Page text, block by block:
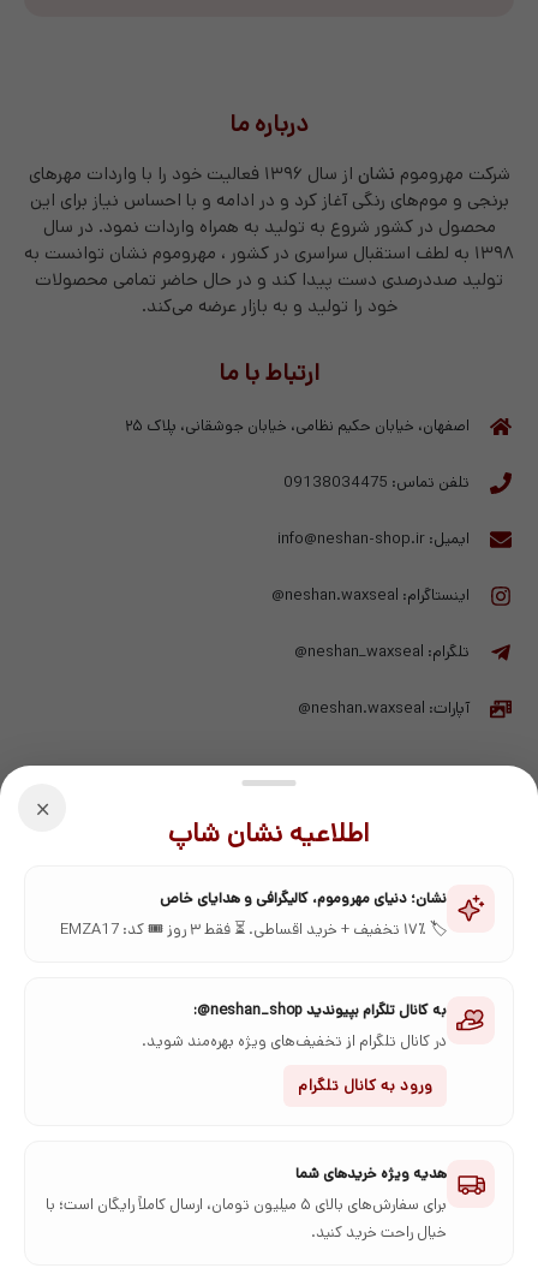
درباره ما
شرکت مهروموم نشان
از سال ۱۳۹۶ فعالیت خود را با واردات مهرهای
برنجی و موم‌های رنگی آغاز کرد و در ادامه و با احساس نیاز برای این
محصول در کشور شروع به تولید به همراه واردات نمود. در سال
۱۳۹۸ به لطف استقبال سراسری در کشور ، مهروموم نشان توانست به
تولید صد‌درصدی دست پیدا کند و در حال حاضر تمامی محصولات
خود را تولید و به بازار عرضه می‌کند.
ارتباط با ما
اصفهان، خیابان حکیم نظامی، خیابان جوشقانی، پلاک ۲۵
تلفن تماس: 09138034475
ایمیل: info@neshan-shop.ir
اینستاگرام: neshan.waxseal@
تلگرام: neshan_waxseal@
آپارات: neshan.waxseal@
اعتماد شما، اعتبار ماست
صفحه اصلی
پیگیری سفارش
×
اطلاعیه نشان شاپ
نشان؛ دنیای مهروموم، کالیگرافی و هدایای خاص
🏷️ ۱۷٪ تخفیف + خرید اقساطی. ⏳ فقط ۳ روز 🎟️ کد: EMZA17
به کانال تلگرام بپیوندید neshan_shop@:
در کانال تلگرام از تخفیف‌های ویژه بهره‌مند شوید.
ورود به کانال تلگرام
هدیه ویژه خریدهای شما
برای سفارش‌های بالای ۵ میلیون تومان، ارسال کاملاً رایگان است؛ با
خیال راحت خرید کنید.